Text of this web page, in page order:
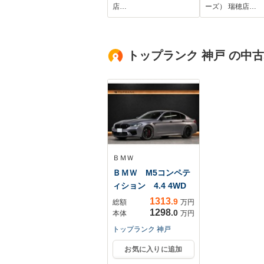
衝突軽減装置 レー
ダークルーズ 踏み
ド/フォグ ドラレ
Bluetooth再生
ETC スマートキー
店…
リング/ワンオー
マニュアルエ
ライトレベラ
ーズ） 瑞穂店…
トップランク 神戸 の中
ＢＭＷ
ＢＭＷ M5コンペテ
ィション 4.4 4WD
総額 1313.9 万円
本体
1298.0 万円
トップランク 神戸
お気に入りに追加